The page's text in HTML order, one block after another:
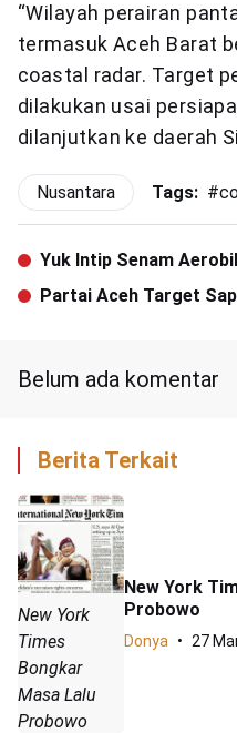
“Wilayah perairan
termasuk Aceh Barat
coastal radar. Target
dilakukan usai
dilanjutkan ke daerah
Nusantara Tags: #
Yuk Intip Senam
Partai Aceh Target
Belum ada komentar
Berita Terkait
New York
Times
Bongkar
Masa Lalu
Probowo
New York
Probowo
Donya 27